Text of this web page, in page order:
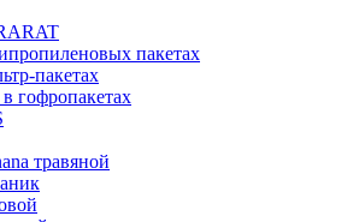
пакетах
пакетах
гофропакетах
травяной